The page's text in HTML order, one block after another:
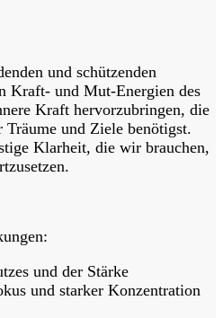
und schützenden
Kraft- und Mut-Energien des
Kraft hervorzubringen, die
und Ziele benötigst.
Klarheit, die wir brauchen,
und der Stärke
und starker Konzentration